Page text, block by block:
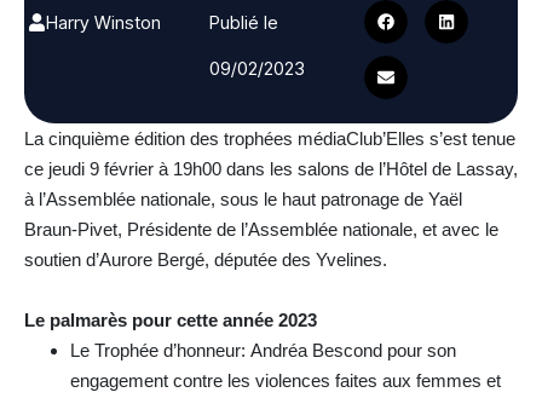
Harry Winston
Publié le
09/02/2023
La cinquième édition des trophées médiaClub’Elles s’est tenue
ce jeudi 9 février à 19h00 dans les salons de l’Hôtel de Lassay,
à l’Assemblée nationale, sous le haut patronage de Yaël
Braun-Pivet, Présidente de l’Assemblée nationale, et avec le
soutien d’Aurore Bergé, députée des Yvelines.
Le palmarès pour cette année 2023
Le Trophée d’honneur: Andréa Bescond pour son
engagement contre les violences faites aux femmes et